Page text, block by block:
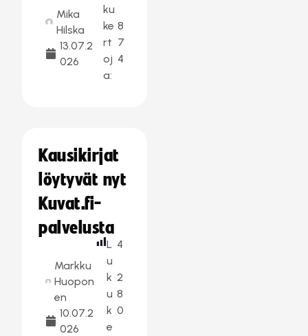
Mika
Hilska
13.07.2
026
ku
ke
rt
oj
a:
8
7
4
Kausikirjat
löytyvät nyt
Kuvat.fi-
palvelusta
Markku
Huopon
en
10.07.2
026
L
u
k
u
k
e
4
2
8
0